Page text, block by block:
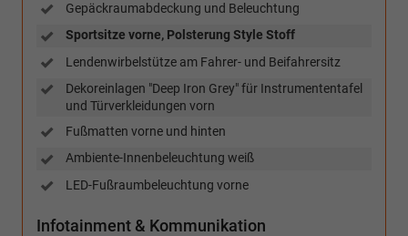
Gepäckraumabdeckung und Beleuchtung
Sportsitze vorne, Polsterung Style Stoff
Lendenwirbelstütze am Fahrer- und Beifahrersitz
Dekoreinlagen "Deep Iron Grey" für Instrumententafel
und Türverkleidungen vorn
Fußmatten vorne und hinten
Ambiente-Innenbeleuchtung weiß
LED-Fußraumbeleuchtung vorne
Infotainment & Kommunikation